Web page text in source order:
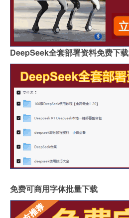
DeepSeek全套部署资料免费下载
免费可商用字体批量下载